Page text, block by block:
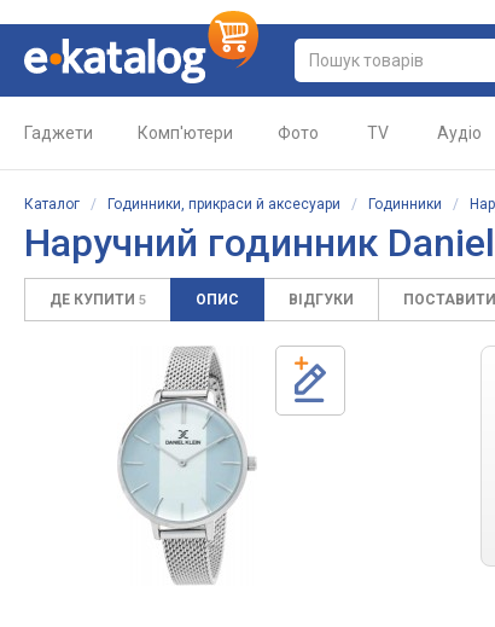
Гаджети Комп'ютери Фото TV Аудіо
Каталог / Годинники, прикраси й аксесуари / Годинники /
Наручний годинник
ДЕ КУПИТИ 5 ОПИС ВІДГУКИ